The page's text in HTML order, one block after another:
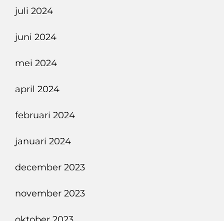
juli 2024
juni 2024
mei 2024
april 2024
februari 2024
januari 2024
december 2023
november 2023